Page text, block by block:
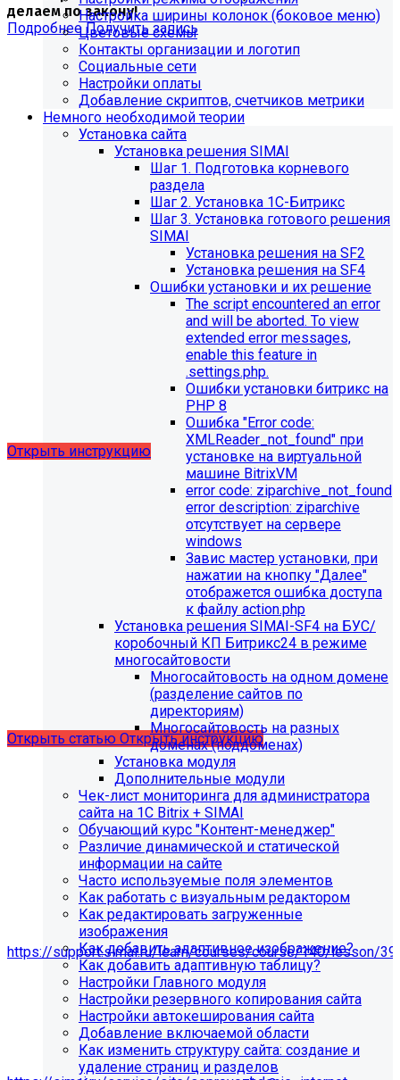
делаем по закону!
ПодробнееПолучить запись
Обновления в разделе
"Педагогический состав"
Для готовых решений, использующих модуль SIMAI-
SF4: Сведения об образовательной организации
выпущено обновление 1.14.11, согласно которому в
разделе "Педагогический состав"
можно разместить документ и скрыть таблицы.
Открыть инструкцию
будет ограничена поддержка продуктов на
PHP версии ниже 8.2.Рекомендуемая версия PHP - 8.4
будет ограничена поддержка продуктов на
MySql версии ниже 8.0.0.Рекомендуемая версия MySql
Открыть статью Открыть инструкцию
Мы подготовили чек-лист администратора сайта:
https://support.simai.ru/learn/courses/course/140/lesson/
Рекомендуем придерживаться регламента выполнения
этих работ — это помогает поддерживать сайт в
стабильном и безопасном состоянии.
Если у вас нет технических специалистов, вы можете
передать сайт на техническую поддержку нам:
Настройка ширины колонок (боковое меню)
Цветовые схемы
Контакты организации и логотип
Социальные сети
Настройки оплаты
Добавление скриптов, счетчиков метрики
Немного необходимой теории
Установка сайта
Установка решения SIMAI
Шаг 1. Подготовка корневого
раздела
Шаг 2. Установка 1С-Битрикс
Шаг 3. Установка готового решения
SIMAI
Установка решения на SF2
Установка решения на SF4
Ошибки установки и их решение
The script encountered an error
and will be aborted. To view
extended error messages,
enable this feature in
.settings.php.
Ошибки установки битрикс на
PHP 8
Ошибка "Error сode:
XMLReader_not_found" при
установке на виртуальной
машине BitrixVM
error сode: ziparchive_not_found
error description: ziparchive
отсутствует на сервере
windows
Завис мастер установки, при
нажатии на кнопку "Далее"
отображется ошибка доступа
к файлу action.php
Установка решения SIMAI-SF4 на БУС/
коробочный КП Битрикс24 в режиме
многосайтовости
Многосайтовость на одном домене
(разделение сайтов по
директориям)
Многосайтовость на разных
доменах (поддоменах)
Установка модуля
Дополнительные модули
Чек-лист мониторинга для администратора
сайта на 1С Bitrix + SIMAI
Обучающий курс "Контент-менеджер"
Различие динамической и статической
информации на сайте
Часто используемые поля элементов
Как работать с визуальным редактором
Как редактировать загруженные
изображения
Как добавить адаптивное изображение?
Как добавить адаптивную таблицу?
Настройки Главного модуля
Настройки резервного копирования сайта
Настройки автокеширования сайта
Добавление включаемой области
Как изменить структуру сайта: создание и
удаление страниц и разделов